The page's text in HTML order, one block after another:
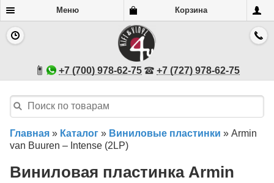
Меню Корзина
+7 (700) 978-62-75 +7 (727) 978-62-75
Главная » Каталог » Виниловые пластинки » Armin
van Buuren – Intense (2LP)
Виниловая пластинка Armin